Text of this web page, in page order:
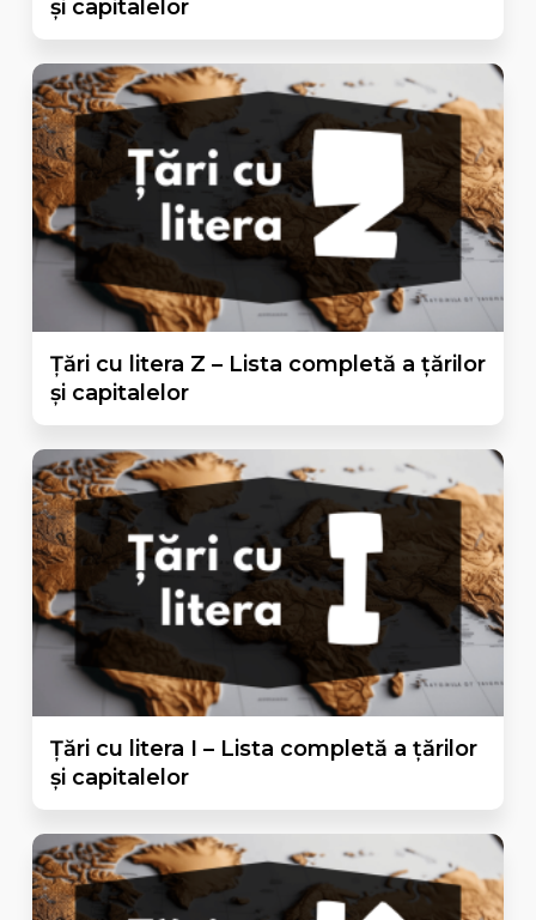
și capitalelor
Țări cu litera Z – Lista completă a țărilor
și capitalelor
Țări cu litera I – Lista completă a țărilor
și capitalelor